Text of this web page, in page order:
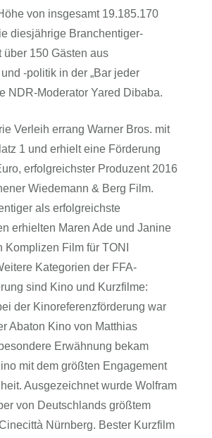
von insgesamt 19.185.170
diesjährige Branchentiger-
über 150 Gästen aus
-politik in der „Bar jeder
NDR-Moderator Yared Dibaba.
Verleih errang Warner Bros. mit
1 und erhielt eine Förderung
erfolgreichster Produzent 2016
Wiedemann & Berg Film.
als erfolgreichste
erhielten Maren Ade und Janine
Komplizen Film für TONI
Kategorien der FFA-
sind Kino und Kurzfilme:
der Kinoreferenzförderung war
Abaton Kino von Matthias
Erwähnung bekam
mit dem größten Engagement
Ausgezeichnet wurde Wolfram
von Deutschlands größtem
Nürnberg. Bester Kurzfilm